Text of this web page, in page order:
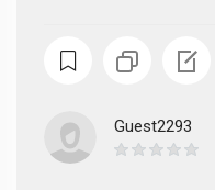
Guest2293